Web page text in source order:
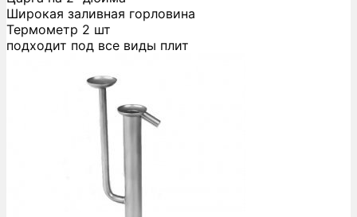
Широкая заливная горловина
Термометр 2 шт
подходит под все виды плит